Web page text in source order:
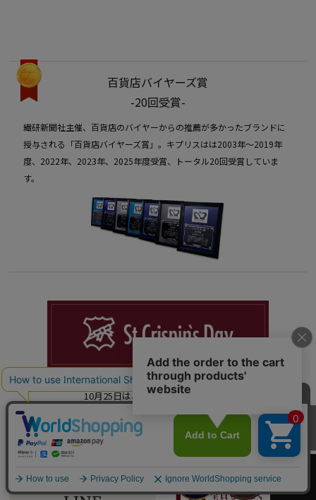
百貨店バイヤーズ賞
-20回受賞-
繊研新聞社主催、百貨店のバイヤーからの推薦が多かったブランドに
授与される「百貨店バイヤーズ賞」。キプリスはは2003年〜2019年
度、2022年、2023年、2025年度受賞、トータル20回受賞していま
す。
「大切な人に革を贈る日。
10月25日は、サンクリスピンデー」
カートへ